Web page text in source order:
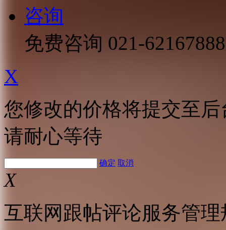
咨询
免费咨询 021-62167888
X
您修改的价格将提交至
请耐心等待
确定 取消
X
互联网跟帖评论服务管理